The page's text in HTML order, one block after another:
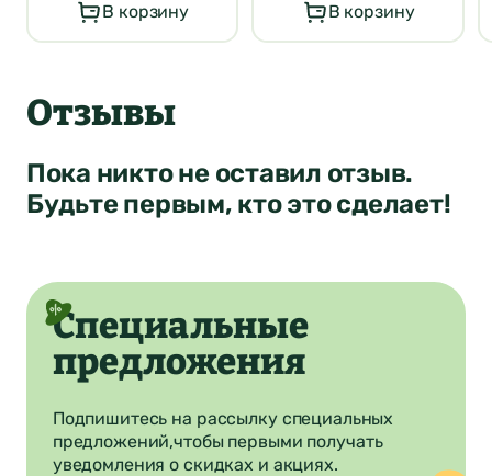
В корзину В корзину
Отзывы
Пока никто не оставил отзыв.
Будьте первым, кто это сделает!
Специальные
предложения
Подпишитесь на рассылку специальных
предложений,чтобы первыми получать
уведомления о скидках и акциях.